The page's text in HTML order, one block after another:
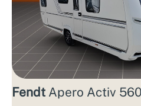
Fendt Apero Activ